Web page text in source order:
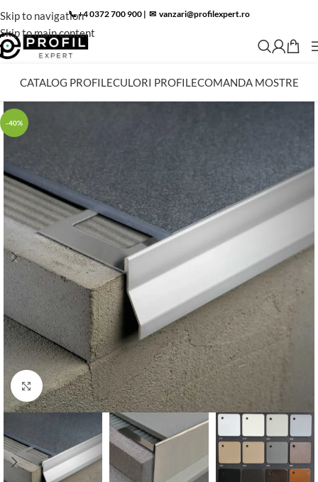
Skip to navigation
Skip to main content
📞 +4 0372 700 900 | ✉︎ vanzari@profilexpert.ro
CATALOG PROFILECULORI PROFILECOMANDA MOSTRE
-40%
Click to enlarge